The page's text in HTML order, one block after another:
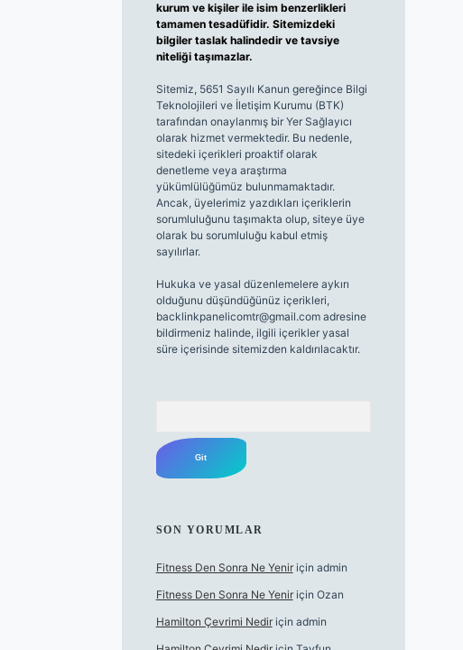
kurum ve kişiler ile isim benzerlikleri
tamamen tesadüfidir. Sitemizdeki
bilgiler taslak halindedir ve tavsiye
niteliği taşımazlar.
Sitemiz, 5651 Sayılı Kanun gereğince Bilgi
Teknolojileri ve İletişim Kurumu (BTK)
tarafından onaylanmış bir Yer Sağlayıcı
olarak hizmet vermektedir. Bu nedenle,
sitedeki içerikleri proaktif olarak
denetleme veya araştırma
yükümlülüğümüz bulunmamaktadır.
Ancak, üyelerimiz yazdıkları içeriklerin
sorumluluğunu taşımakta olup, siteye üye
olarak bu sorumluluğu kabul etmiş
sayılırlar.
Hukuka ve yasal düzenlemelere aykırı
olduğunu düşündüğünüz içerikleri,
backlinkpanelicomtr@gmail.comadresine
bildirmeniz halinde, ilgili içerikler yasal
süre içerisinde sitemizden kaldırılacaktır.
SON YORUMLAR
Fitness Den Sonra Ne Yeniriçin admin
Fitness Den Sonra Ne Yeniriçin Ozan
Hamilton Çevrimi Nediriçin admin